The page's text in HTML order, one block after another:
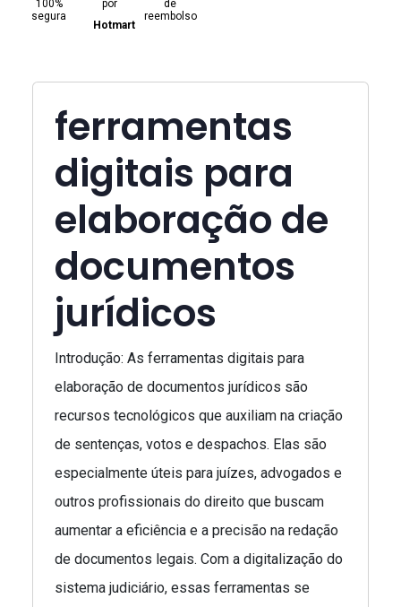
100%
segura
por
Hotmart
de
reembolso
ferramentas
digitais para
elaboração de
documentos
jurídicos
Introdução: As ferramentas digitais para
elaboração de documentos jurídicos são
recursos tecnológicos que auxiliam na criação
de sentenças, votos e despachos. Elas são
especialmente úteis para juízes, advogados e
outros profissionais do direito que buscam
aumentar a eficiência e a precisão na redação
de documentos legais. Com a digitalização do
sistema judiciário, essas ferramentas se